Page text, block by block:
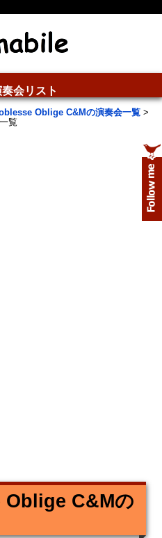
会リスト
Oblige C&Mの演奏会一覧 >
覧
Oblige C&Mの